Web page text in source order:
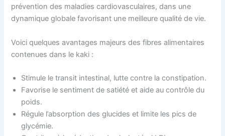
prévention des maladies cardiovasculaires, dans une
dynamique globale favorisant une meilleure qualité de vie.
Voici quelques avantages majeurs des fibres alimentaires
contenues dans le kaki :
Stimule le transit intestinal, lutte contre la constipation.
Favorise le sentiment de satiété et aide au contrôle du
poids.
Régule l’absorption des glucides et limite les pics de
glycémie.